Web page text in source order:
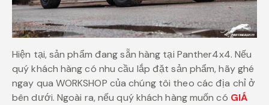
Hiện tại, sản phẩm đang sẵn hàng tại Panther4x4. Nếu
quý khách hàng có nhu cầu lắp đặt sản phẩm, hãy ghé
ngay qua WORKSHOP của chúng tôi theo các địa chỉ ở
bên dưới. Ngoài ra, nếu quý khách hàng muốn có GIÁ